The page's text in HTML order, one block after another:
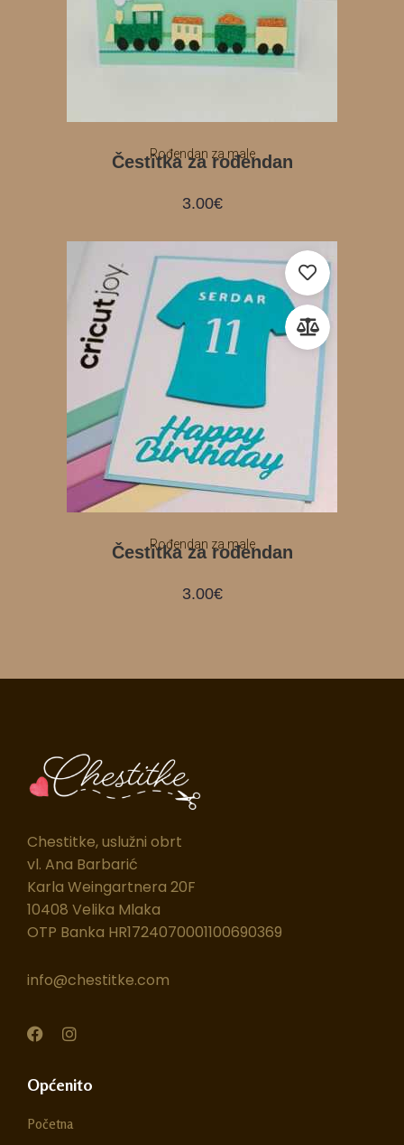
Rođendan za male
Čestitka za rođendan
3.00€
Rođendan za male
Čestitka za rođendan
3.00€
Chestitke, uslužni obrt
vl. Ana Barbarić
Karla Weingartnera 20F
10408 Velika Mlaka
OTP Banka HR1724070001100690369
info@chestitke.com
F
e
b
o
I
t
r
Općenito
Početna